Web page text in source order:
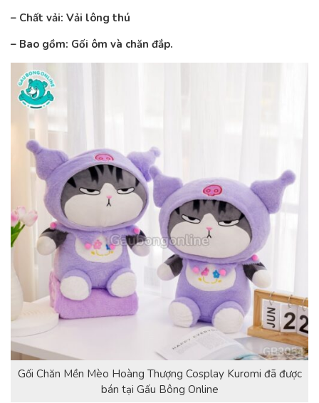
– Chất vải: Vải lông thú
– Bao gồm: Gối ôm và chăn đắp.
Gối Chăn Mền Mèo Hoàng Thượng Cosplay Kuromi đã được
bán tại Gấu Bông Online